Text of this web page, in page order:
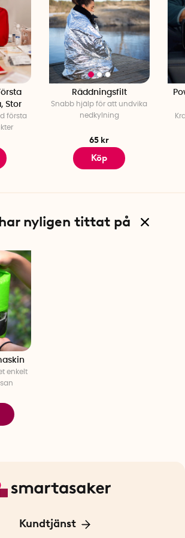
Stor
första
Räddningsfilt
Snabb hjälp för att undvika
nedkylning
65 kr
Köp
nyligen tittat på
enkelt
Kundtjänst